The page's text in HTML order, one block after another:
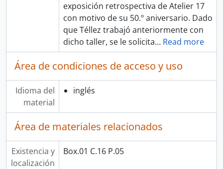
exposición retrospectiva de Atelier 17
con motivo de su 50.º aniversario. Dado
que Téllez trabajó anteriormente con
dicho taller, se le solicita… Read more
Área de condiciones de acceso y uso
Idioma del
material
inglés
Área de materiales relacionados
Existencia y
localización
Box.01 C.16 P.05